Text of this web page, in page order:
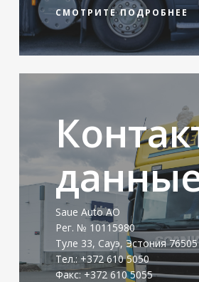
СМОТРИТЕ ПОДРОБНЕЕ
Saue Auto АО
Рег. № 10115980
Туле 33, Сауэ, Эстония 76505
Тел.: +372 610 5050
Факс: +372 610 5055